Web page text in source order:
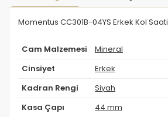
Momentus CC301B-04YS Erkek Kol Saati
Cam Malzemesi Mineral
Cinsiyet Erkek
Kadran Rengi Siyah
Kasa Çapı 44 mm